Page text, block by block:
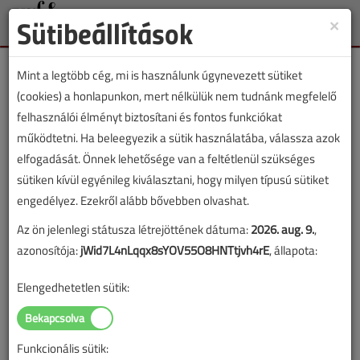
Toggle
Németh Richárd
SZERZŐK LISTÁJA
2024 ||
Németh Richárd cikkei
×
Sütibeállítások
Mint a legtöbb cég, mi is használunk úgynevezett sütiket
(cookies) a honlapunkon, mert nélkülük nem tudnánk megfelelő
felhasználói élményt biztosítani és fontos funkciókat
működtetni. Ha beleegyezik a sütik használatába, válassza azok
elfogadását. Önnek lehetősége van a feltétlenül szükséges
sütiken kívül egyénileg kiválasztani, hogy milyen típusú sütiket
engedélyez. Ezekről alább bővebben olvashat.
Az ön jelenlegi státusza létrejöttének dátuma:2026. aug. 9.,
azonosítója:jWid7L4nLqqx8sYOV55O8HNTtjvh4rE, állapota:
Elengedhetetlen sütik:
Funkcionális sütik: